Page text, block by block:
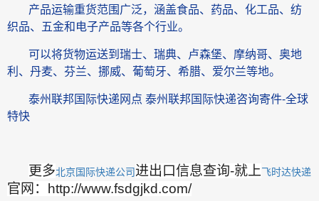
产品运输重货范围广泛，涵盖食品、药品、化工品、纺
织品、五金和电子产品等各个行业。
可以将货物运送到瑞士、瑞典、卢森堡、摩纳哥、奥地
利、丹麦、芬兰、挪威、葡萄牙、希腊、爱尔兰等地。
泰州联邦国际快递网点 泰州联邦国际快递咨询寄件-全球
特快
更多北京国际快递公司进出口信息查询-就上飞时达快递
官网：http://www.fsdgjkd.com/